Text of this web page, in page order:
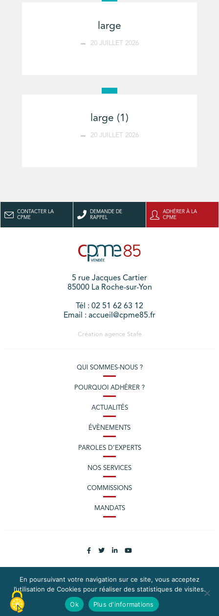
large
20 JUILLET 2026
large (1)
20 JUILLET 2026
CONTACTER LA
CPME
DEMANDE DE
RAPPEL
ADHÉRER À LA
CPME
5 rue Jacques Cartier
85000 La Roche-sur-Yon
Tél : 02 51 62 63 12
Email : accueil@cpme85.fr
Création agence Stafe
QUI SOMMES-NOUS ?
POURQUOI ADHÉRER ?
ACTUALITÉS
ÉVÈNEMENTS
PAROLES D’EXPERTS
NOS SERVICES
COMMISSIONS
MANDATS
PLAN DU SITE
MENTIONS LÉGALES
CONTACTEZ LA CPME
En poursuivant votre navigation sur ce site, vous acceptez
l’utilisation de Cookies pour réaliser des statistiques de visites.
Ok
Plus d'informations